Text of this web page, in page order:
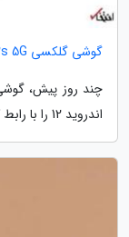
گوشی گلکسی A52s 5G به روزرسانی اندروید 12 را دریافت کرد
اندروید 12 را با رابط کاربری One UI 4 این شرکت کره ای دریافت کرد.